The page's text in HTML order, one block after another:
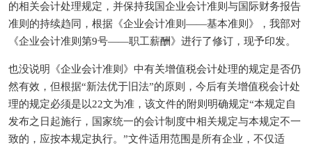
的相关会计处理规定，并保持我国企业会计准则与国际财务报告
准则的持续趋同，根据《企业会计准则——基本准则》，我部对
《企业会计准则第9号——职工薪酬》进行了修订，现予印发。
也没说明《企业会计准则》中有关增值税会计处理的规定是否仍
然有效，但根据“新法优于旧法”的原则，今后有关增值税会计处
理的规定必须是以22文为准，该文件的附则明确规定“本规定自
发布之日起施行，国家统一的会计制度中相关规定与本规定不一
致的，应按本规定执行。”文件适用范围是所有企业，不仅适